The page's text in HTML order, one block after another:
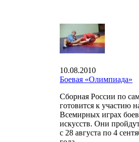
10.08.2010
Боевая «Олимпиада»
Сборная России по
готовится к участию
Всемирных играх
искусств. Они
с 28 августа по 4